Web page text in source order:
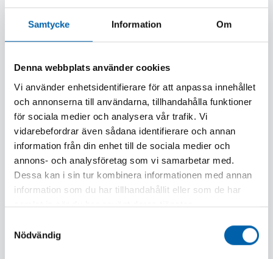
Samtycke Information Om
Denna webbplats använder cookies
Vi använder enhetsidentifierare för att anpassa innehållet
och annonserna till användarna, tillhandahålla funktioner
för sociala medier och analysera vår trafik. Vi
vidarebefordrar även sådana identifierare och annan
information från din enhet till de sociala medier och
annons- och analysföretag som vi samarbetar med.
Dessa kan i sin tur kombinera informationen med annan
information som du har tillhandahållit eller som de har
samlat in när du har använt deras tjänster.
Nödvändig
- POWERSTATE kolborstfri motor, REDLITHIUM-
batteri och REDLINK PLUS hård- och mjukvara - vilket
- Flexibelt batterisystem: passar samtliga MILWAUKEE®
M18-batterier
Tekniska data:
- spänning 18 V
- varvtal obelastad 8500 rpm
- skiv Ø 125 x 22.2 mm
- spindel M14 x 2
- max. kapdjup 33 mm
- vikt (utan batteri) 2,0 kg
- endast verktyg (utan batteri och laddare), HD box,